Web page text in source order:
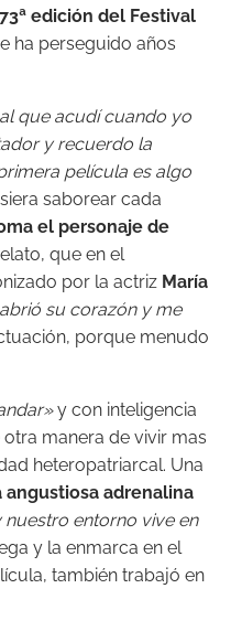
edición del Festival
ha perseguido años
que acudí cuando yo
y recuerdo la
película es algo
saborear cada
el personaje de
que en el
por la actriz María
su corazón y me
porque menudo
y con inteligencia
manera de vivir mas
heteropatriarcal. Una
adrenalina
entorno vive en
y la enmarca en el
también trabajó en